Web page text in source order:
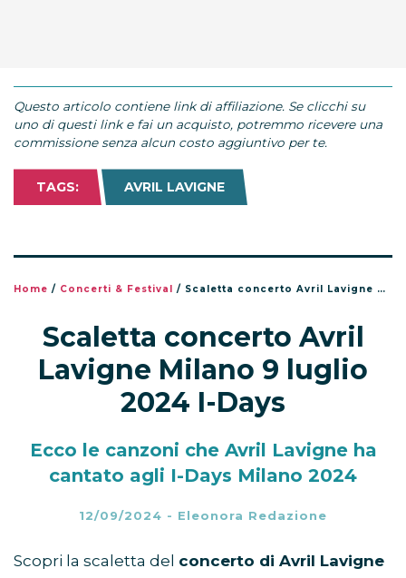
Questo articolo contiene link di affiliazione. Se clicchi su
uno di questi link e fai un acquisto, potremmo ricevere una
commissione senza alcun costo aggiuntivo per te.
TAGS: AVRIL LAVIGNE
Home / Concerti & Festival / Scaletta concerto Avril Lavigne Milano 9 luglio 2024 I-Days
Scaletta concerto Avril
Lavigne Milano 9 luglio
2024 I-Days
Ecco le canzoni che Avril Lavigne ha
cantato agli I-Days Milano 2024
12/09/2024 - Eleonora Redazione
Scopri la scaletta del concerto di Avril Lavigne